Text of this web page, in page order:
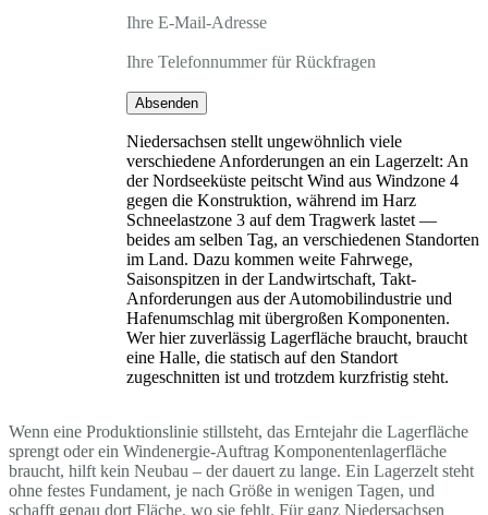
Ihre E-Mail-Adresse
Ihre Telefonnummer für Rückfragen
Absenden
Niedersachsen stellt ungewöhnlich viele
verschiedene Anforderungen an ein Lagerzelt: An
der Nordseeküste peitscht Wind aus Windzone 4
gegen die Konstruktion, während im Harz
Schneelastzone 3 auf dem Tragwerk lastet —
beides am selben Tag, an verschiedenen Standorten
im Land. Dazu kommen weite Fahrwege,
Saisonspitzen in der Landwirtschaft, Takt-
Anforderungen aus der Automobilindustrie und
Hafenumschlag mit übergroßen Komponenten.
Wer hier zuverlässig Lagerfläche braucht, braucht
eine Halle, die statisch auf den Standort
zugeschnitten ist und trotzdem kurzfristig steht.
Wenn eine Produktionslinie stillsteht, das Erntejahr die Lagerfläche
sprengt oder ein Windenergie-Auftrag Komponentenlagerfläche
braucht, hilft kein Neubau – der dauert zu lange. Ein Lagerzelt steht
ohne festes Fundament, je nach Größe in wenigen Tagen, und
schafft genau dort Fläche, wo sie fehlt. Für ganz Niedersachsen